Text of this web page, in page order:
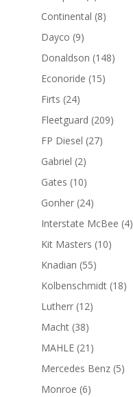
productos
Continental 88
Dayco 99
productos
Donaldson 148148
Econoride 1515
Firts 2424
productos
Fleetguard 209209
FP Diesel 2727
Gabriel 22
productos
Gates 1010
productos
Gonher 2424
productos
Interstate McBee 44
Kit Masters 1010
Knadian 5555
productos
Kolbenschmidt 1818
Lutherr 1212
Macht 3838
productos
MAHLE 21 21
productos
Mercedes Benz 55
Monroe 66